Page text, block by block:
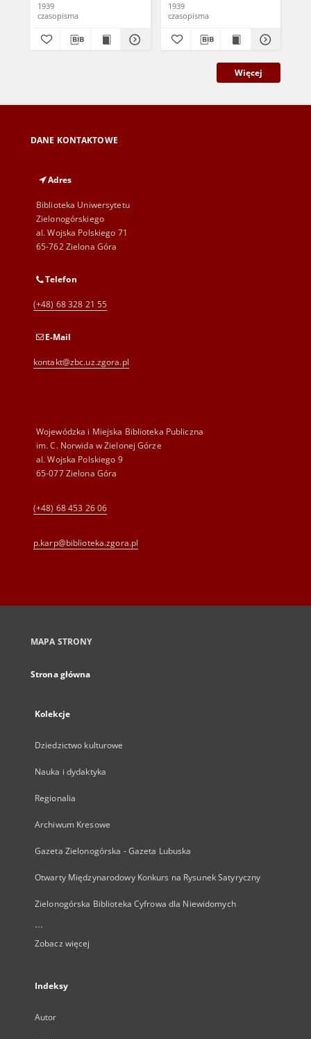
1939
czasopisma
1939
czasopisma
Więcej
DANE KONTAKTOWE
Adres
Biblioteka Uniwersytetu
Zielonogórskiego
al. Wojska Polskiego 71
65-762 Zielona Góra
Telefon
(+48) 68 328 21 55
E-Mail
kontakt@zbc.uz.zgora.pl
Wojewódzka i Miejska Biblioteka Publiczna
im. C. Norwida w Zielonej Górze
al. Wojska Polskiego 9
65-077 Zielona Góra
(+48) 68 453 26 06
p.karp@biblioteka.zgora.pl
MAPA STRONY
Strona główna
Kolekcje
Dziedzictwo kulturowe
Nauka i dydaktyka
Regionalia
Archiwum Kresowe
Gazeta Zielonogórska - Gazeta Lubuska
Otwarty Międzynarodowy Konkurs na Rysunek Satyryczny
Zielonogórska Biblioteka Cyfrowa dla Niewidomych
...
Zobacz więcej
Indeksy
Autor